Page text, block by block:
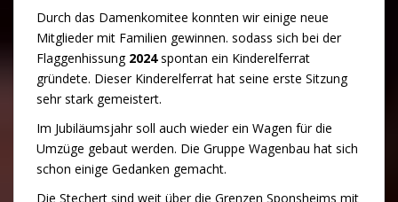
Durch das Damenkomitee konnten wir einige neue
Mitglieder mit Familien gewinnen. sodass sich bei der
Flaggenhissung 2024spontan ein Kinderelferrat
gründete. Dieser Kinderelferrat hat seine erste Sitzung
sehr stark gemeistert.
Im Jubiläumsjahr soll auch wieder ein Wagen für die
Umzüge gebaut werden. Die Gruppe Wagenbau hat sich
schon einige Gedanken gemacht.
Die Stechert sind weit über die Grenzen Sponsheims mit